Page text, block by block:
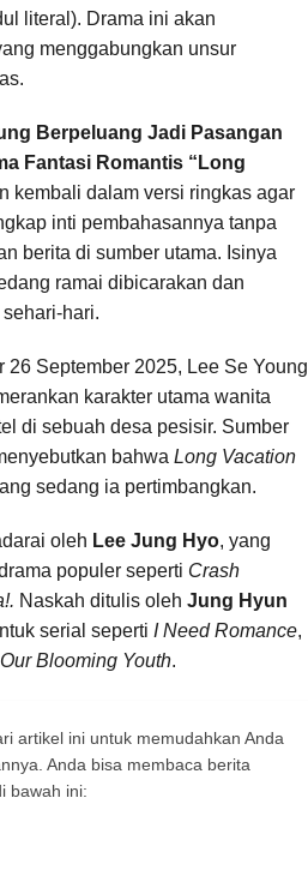
literal). Drama ini akan
menggabungkan unsur
Berpeluang Jadi Pasangan
Fantasi Romantis “Long
kembali dalam versi ringkas agar
inti pembahasannya tanpa
berita di sumber utama. Isinya
ramai dibicarakan dan
hari.
26 September 2025, Lee Se Young
karakter utama wanita
di sebuah desa pesisir. Sumber
bahwa Long Vacation
sedang ia pertimbangkan.
oleh Lee Jung Hyo, yang
populer seperti Crash
Naskah ditulis oleh Jung Hyun
serial seperti I Need Romance,
Our Blooming Youth.
artikel ini untuk memudahkan Anda
Anda bisa membaca berita
bawah ini: